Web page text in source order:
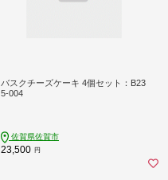
バスクチーズケーキ 4個セット：B23
5-004
佐賀県佐賀市
23,500 円